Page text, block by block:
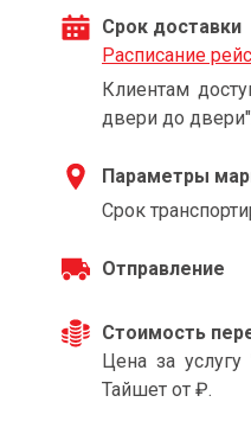
Срок доставки
Расписание
Клиентам
двери до
Параметры
Срок
Отправление
Стоимость
Цена за
Тайшет от ₽.